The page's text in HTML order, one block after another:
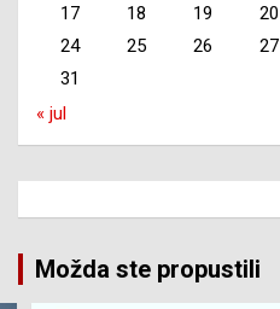
17
18 19 20
24
25 26 27
31
« jul
Možda ste propustili